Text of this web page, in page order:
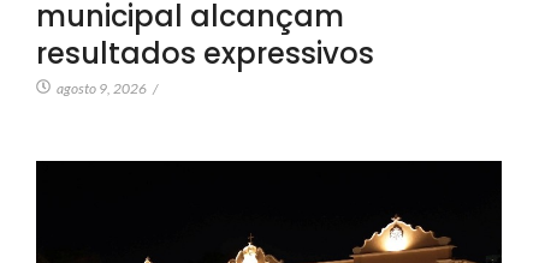
municipal alcançam
resultados expressivos
agosto 9, 2026 /